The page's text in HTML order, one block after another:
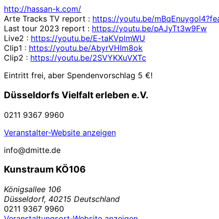
http://hassan-k.com/
Arte Tracks TV report : https://youtu.be/
Last tour 2023 report : https://youtu.be/pAJyTt3w9Fw
Live2 : https://youtu.be/E-taKVplmWU
Clip1 : https://youtu.be/AbyrVHIm8ok
Clip2 : https://youtu.be/2SVYKXuVXTc
Eintritt frei, aber Spendenvorschlag 5 €!
Düsseldorfs Vielfalt erleben e.V.
0211 9367 9960
Veranstalter-Website anzeigen
info@dmitte.de
Kunstraum KÖ106
Königsallee 106
Düsseldorf, 40215 Deutschland
0211 9367 9960